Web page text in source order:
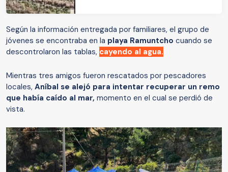
Según la información entregada por familiares, el grupo de
jóvenes se encontraba en la playa Ramuntcho cuando se
descontrolaron las tablas, cayendo al agua.
Mientras tres amigos fueron rescatados por pescadores
locales, Aníbal se alejó para intentar recuperar un remo
que había caído al mar, momento en el cual se perdió de
vista.